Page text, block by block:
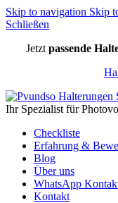
Skip to navigation Skip
Schließen
Jetzt passende
Ihr Spezialist für
Checkliste
Erfahrung &
Blog
Über uns
WhatsApp
Kontakt